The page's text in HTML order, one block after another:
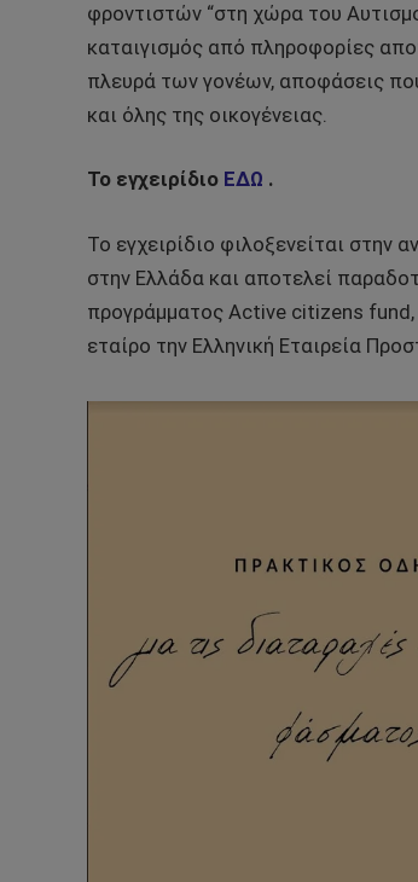
φροντιστών “στη χώρα του
καταιγισμός από πληροφορίες
πλευρά των γονέων, αποφάσεις
και όλης της οικογένειας.
Το εγχειρίδιο ΕΔΩ .
Το εγχειρίδιο φιλοξενείται στην
στην Ελλάδα και αποτελεί
προγράμματος Active citizens fund,
εταίρο την Ελληνική Εταιρεία